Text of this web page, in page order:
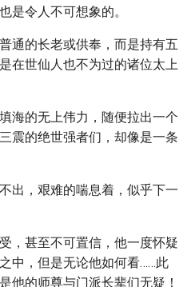
是令人不可想象的。
通的长老或供奉，而是持有五
在世仙人也不为过的诸位太上
海的无上伟力，随便拉出一个
震的绝世强者们，却像是一条
出，艰难的喘息着，似乎下一
，甚至不可置信，他一度怀疑
中，但是无论他如何看……此
他的师尊与门派长辈们无疑！